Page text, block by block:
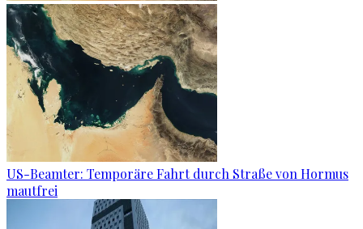
US-Beamter: Temporäre Fahrt durch Straße von Hormus
mautfrei